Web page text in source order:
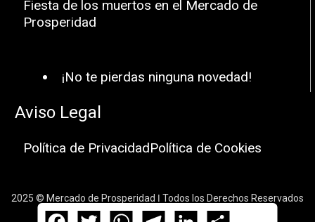
Fiesta de los muertos en el Mercado de
Prosperidad
¡No te pierdas ninguna novedad!
Aviso Legal
Política de PrivacidadPolítica de Cookies
2025 © Mercado de Prosperidad ǀ Todos los Derechos Reservados
Facebook
TwitterWhatsAppTelegramLinkedIn